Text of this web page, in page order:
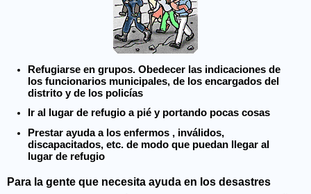
Refugiarse en grupos. Obedecer las indicaciones de
los funcionarios municipales, de los encargados del
distrito y de los policías
Ir al lugar de refugio a pié y portando pocas cosas
Prestar ayuda a los enfermos , inválidos,
discapacitados, etc. de modo que puedan llegar al
lugar de refugio
Para la gente que necesita ayuda en los desastres